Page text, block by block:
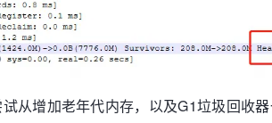
从增加老年代内存，以及G1垃圾回收